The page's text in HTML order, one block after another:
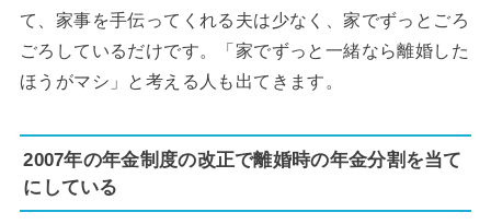
て、家事を手伝ってくれる夫は少なく、家でずっとごろ
ごろしているだけです。「家でずっと一緒なら離婚した
ほうがマシ」と考える人も出てきます。
2007年の年金制度の改正で離婚時の年金分割を当て
にしている